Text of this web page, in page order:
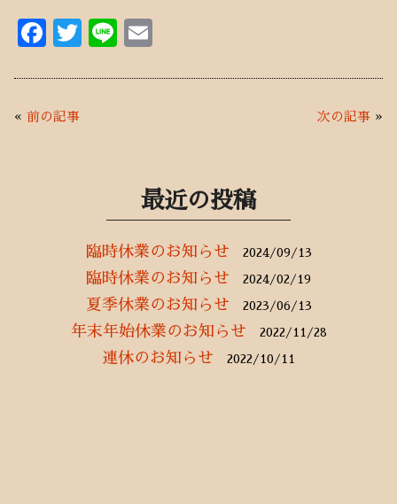
F
b
T
Li
« 前の記事 次の記事 »
最近の投稿
臨時休業のお知らせ 2024/09/13
臨時休業のお知らせ 2024/02/19
夏季休業のお知らせ 2023/06/13
年末年始休業のお知らせ 2022/11/28
連休のお知らせ 2022/10/11